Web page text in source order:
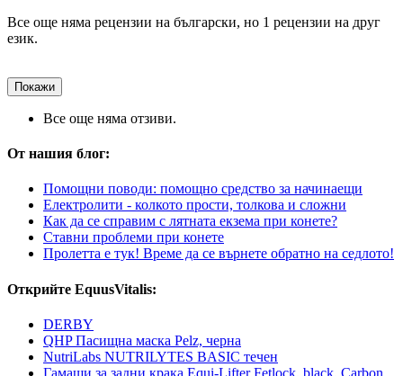
Все още няма рецензии на български, но 1 рецензии на друг
език.
Покажи
Все още няма отзиви.
От нашия блог:
Помощни поводи: помощно средство за начинаещи
Електролити - колкото прости, толкова и сложни
Как да се справим с лятната екзема при конете?
Ставни проблеми при конете
Пролетта е тук! Време да се върнете обратно на седлото!
Открийте EquusVitalis:
DERBY
QHP Пасищна маска Pelz, черна
NutriLabs NUTRILYTES BASIC течен
Гамаши за задни крака Equi-Lifter Fetlock, black, Carbon